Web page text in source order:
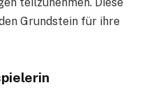
Grundstein für ihre